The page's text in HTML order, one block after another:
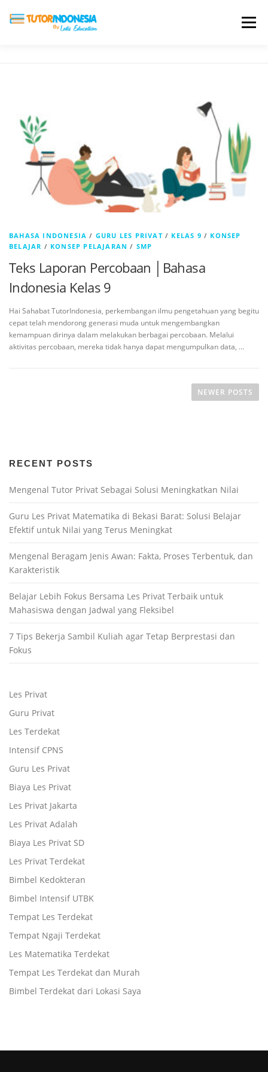
Menu
PROFIL ALUMNI
BLOG DAFTAR SEKOLAH
BAHASA INDONESIA / GURU LES PRIVAT/ KELAS 9 / KONSEP
BELAJAR / KONSEP PELAJARAN / SMP
Teks Laporan Percobaan │Bahasa
Indonesia Kelas 9
Hai Sahabat TutorIndonesia, perkembangan ilmu pengetahuan yang begitu
cepat telah mendorong generasi muda untuk mengembangkan
kemampuan dirinya dalam melakukan berbagai percobaan. Melalui
aktivitas percobaan, mereka tidak hanya dapat mengumpulkan data, …
NEWER POSTS
RECENT POSTS
Mengenal Tutor Privat Sebagai Solusi Meningkatkan Nilai
Guru Les Privat Matematika di Bekasi Barat: Solusi Belajar
Efektif untuk Nilai yang Terus Meningkat
Mengenal Beragam Jenis Awan: Fakta, Proses Terbentuk, dan
Karakteristik
Belajar Lebih Fokus Bersama Les Privat Terbaik untuk
Mahasiswa dengan Jadwal yang Fleksibel
7 Tips Bekerja Sambil Kuliah agar Tetap Berprestasi dan
Fokus
Les Privat
Guru Privat
Les Terdekat
Intensif CPNS
Guru Les Privat
Biaya Les Privat
Les Privat Jakarta
Les Privat Adalah
Biaya Les Privat SD
Les Privat Terdekat
Bimbel Kedokteran
Bimbel Intensif UTBK
Tempat Les Terdekat
Tempat Ngaji Terdekat
Les Matematika Terdekat
Tempat Les Terdekat dan Murah
Bimbel Terdekat dari Lokasi Saya